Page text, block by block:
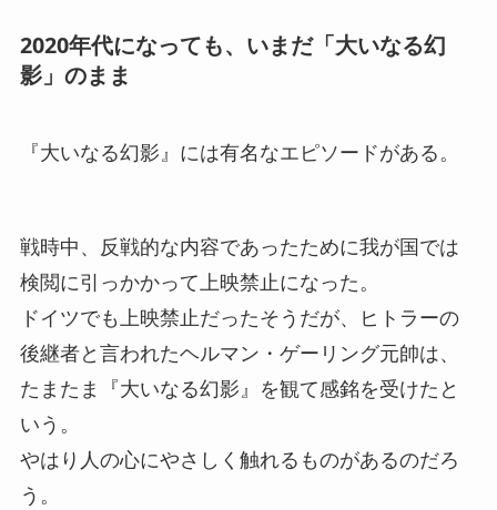
2020年代になっても、いまだ「大いなる幻
影」のまま
『大いなる幻影』には有名なエピソードがある。
戦時中、反戦的な内容であったために我が国では
検閲に引っかかって上映禁止になった。
ドイツでも上映禁止だったそうだが、ヒトラーの
後継者と言われたヘルマン・ゲーリング元帥は、
たまたま『大いなる幻影』を観て感銘を受けたと
いう。
やはり人の心にやさしく触れるものがあるのだろ
う。